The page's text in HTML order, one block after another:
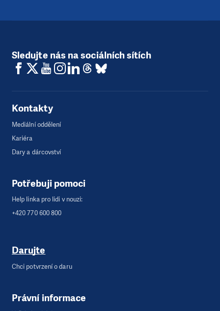
Sledujte nás na sociálních sítích
Kontakty
Mediální oddělení
Kariéra
Dary a dárcovství
Potřebuji pomoci
Help linka pro lidi v nouzi:
+420 770 600 800
Darujte
Chci potvrzení o daru
Právní informace